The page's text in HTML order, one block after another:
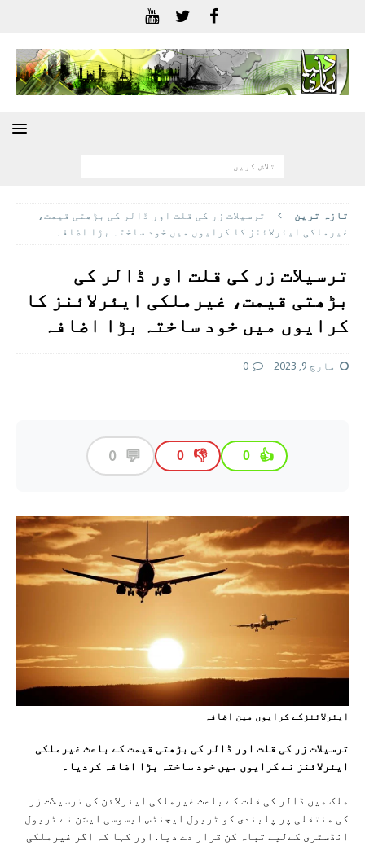
تازہ ترين
ترسیلات زر کی قلت اور ڈالر کی بڑھتی قیمت،
غیرملکی ایئرلائنز کا کرایوں میں خود ساختہ بڑا اضافہ
ترسیلات زر کی قلت اور ڈالر کی
بڑھتی قیمت، غیرملکی ایئرلائنز کا
کرایوں میں خود ساختہ بڑا اضافہ
مارچ 9, 2023 0
👍
0
👎
0
💬
0
ایئرلائنزکے کرایوں مین اضافہ
ترسیلات زر کی قلت اور ڈالر کی بڑھتی قیمت کے باعث غیرملکی
ایئرلائنز نے کرایوں میں خود ساختہ بڑا اضافہ کردیا۔
ملک میں ڈالر کی قلت کے باعث غیرملکی ایئرلائن کی ترسیلات زر
کی منتقلی پر پابندی کو ٹریول ایجنٹس ایسوسی ایشن نے ٹریول
انڈسٹری کےلیے تباہ کن قرار دے دیا. اور کہا کہ اگر غیرملکی